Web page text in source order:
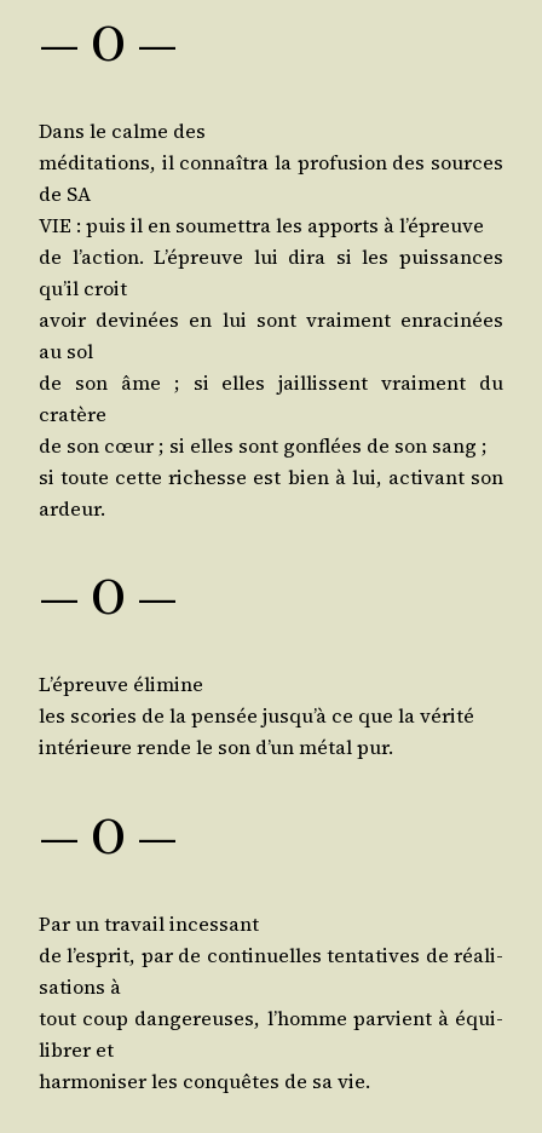
— O —
Dans le calme des
médi­ta­tions, il connaî­tra la pro­fu­sion des sources
de SA
VIE : puis il en sou­met­tra les apports à l’épreuve
de l’ac­tion. L’é­preuve lui dira si les puis­sances
qu’il croit
avoir devi­nées en lui sont vrai­ment enra­ci­nées
au sol
de son âme ; si elles jaillissent vrai­ment du
cratère
de son cœur ; si elles sont gon­flées de son sang ;
si toute cette richesse est bien à lui, acti­vant son
ardeur.
— O —
L’é­preuve élimine
les sco­ries de la pen­sée jus­qu’à ce que la vérité
inté­rieure rende le son d’un métal pur.
— O —
Par un tra­vail incessant
de l’es­prit, par de conti­nuelles ten­ta­tives de réa­li­
sa­tions à
tout coup dan­ge­reuses, l’homme par­vient à équi­
li­brer et
har­mo­ni­ser les conquêtes de sa vie.